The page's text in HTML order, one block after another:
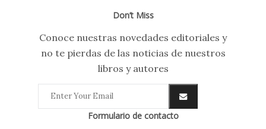
Don’t Miss
Conoce nuestras novedades editoriales y
no te pierdas de las noticias de nuestros
libros y autores
Formulario de contacto